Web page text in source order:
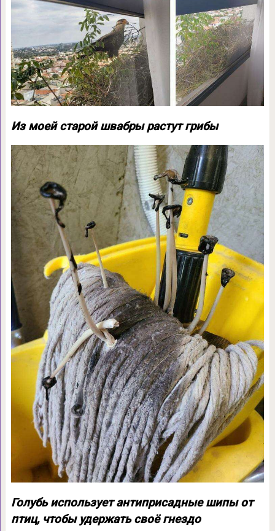
Из моей старой швабры растут грибы
Голубь использует антиприсадные шипы от
птиц, чтобы удержать своё гнездо